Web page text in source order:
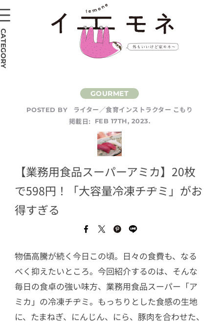
POSTED BY
ライター／食育インストラクター こもり
掲載日:
FEB 17TH, 2023.
【業務用食品スーパーアミカ】20枚
で598円！「大容量冷凍チヂミ」がお
得すぎる
物価高騰が続く今日この頃。日々の食費も、なる
べく抑えたいところ。今回紹介するのは、そんな
毎日の食卓の強い味方、業務用食品スーパー「ア
ミカ」の冷凍チヂミ。もっちりとした食感の生地
に、たまねぎ、にんじん、にら、豚肉を合わせた、